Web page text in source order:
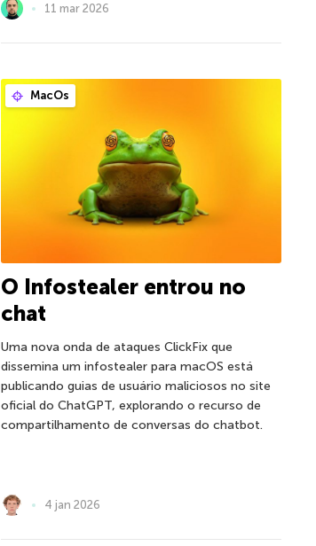
11 mar 2026
MacOs
O Infostealer entrou no
chat
Uma nova onda de ataques ClickFix que
dissemina um infostealer para macOS está
publicando guias de usuário maliciosos no site
oficial do ChatGPT, explorando o recurso de
compartilhamento de conversas do chatbot.
4 jan 2026